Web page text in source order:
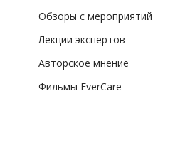
Обзоры с мероприятий
Лекции экспертов
Авторское мнение
Фильмы EverCare